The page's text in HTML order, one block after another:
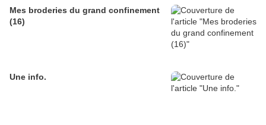
Mes broderies du grand confinement
(16)
Une info.